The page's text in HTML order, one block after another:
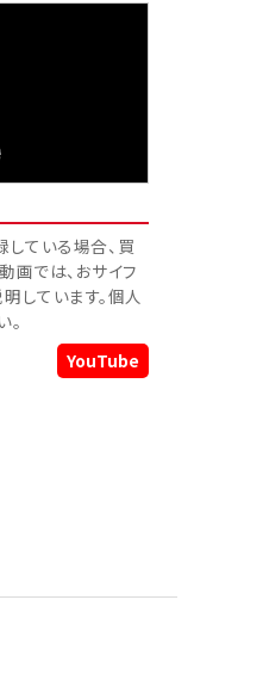
ている場合、買
画では、おサイフ
しています。個人
YouTube